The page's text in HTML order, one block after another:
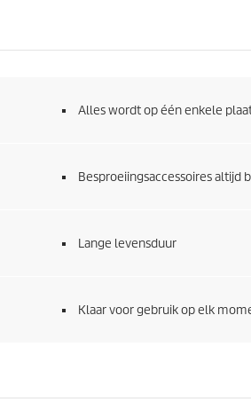
Alles wordt op één enkele
Besproeiingsaccessoires altijd
Lange levensduur
Klaar voor gebruik op elk